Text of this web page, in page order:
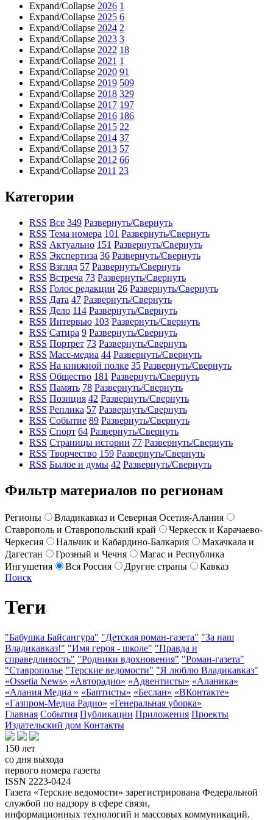
Expand/Collapse 2026 1
Expand/Collapse 2025 6
Expand/Collapse 2024 2
Expand/Collapse 2023 3
Expand/Collapse 2022 18
Expand/Collapse 2021 1
Expand/Collapse 2020 91
Expand/Collapse 2019 509
Expand/Collapse 2018 329
Expand/Collapse 2017 197
Expand/Collapse 2016 186
Expand/Collapse 2015 22
Expand/Collapse 2014 37
Expand/Collapse 2013 57
Expand/Collapse 2012 66
Expand/Collapse 2011 23
Категории
RSS Все 349 Развернуть/Свернуть
RSS Тема номера 101 Развернуть/Свернуть
RSS Актуально 151 Развернуть/Свернуть
RSS Экспертиза 36 Развернуть/Свернуть
RSS Взгляд 57 Развернуть/Свернуть
RSS Встреча 73 Развернуть/Свернуть
RSS Голос редакции 26 Развернуть/Свернуть
RSS Дата 47 Развернуть/Свернуть
RSS Дело 114 Развернуть/Свернуть
RSS Интервью 103 Развернуть/Свернуть
RSS Сатира 9 Развернуть/Свернуть
RSS Портрет 73 Развернуть/Свернуть
RSS Масс-медиа 44 Развернуть/Свернуть
RSS На книжной полке 35 Развернуть/Свернуть
RSS Общество 181 Развернуть/Свернуть
RSS Память 78 Развернуть/Свернуть
RSS Позиция 42 Развернуть/Свернуть
RSS Реплика 57 Развернуть/Свернуть
RSS Событие 89 Развернуть/Свернуть
RSS Спорт 64 Развернуть/Свернуть
RSS Страницы истории 77 Развернуть/Свернуть
RSS Творчество 159 Развернуть/Свернуть
RSS Былое и думы 42 Развернуть/Свернуть
Фильтр материалов по регионам
Регионы
Владикавказ и Северная Осетия-Алания
Ставрополь и Ставропольский край
Черкесск и Карачаево-
Черкесия
Нальчик и Кабардино-Балкария
Махачкала и
Дагестан
Грозный и Чечня
Магас и Республика
Ингушетия
Вся Россия Другие страны
Кавказ
Поиск
Теги
"Бабушка Байсангура" "Детская роман-газета" "За наш
Владикавказ!" "Имя героя - школе" "Правда и
справедливость" "Родники вдохновения" "Роман-газета"
"Ставрополье "Терские ведомости" "Я люблю Владикавказ"
«Ossetia News» «Авторадио» «Адвентисты» «Аланика»
«Алания Медиа » «Баптисты» «Беслан» «ВКонтакте»
«Газпром-Медиа Радио» «Генеральная уборка»
Главная События Публикации Приложения Проекты
Издательский дом Контакты
150 лет
со дня выхода
первого номера газеты
ISSN 2223-0424
Газета «Терские ведомости» зарегистрирована Федеральной
службой по надзору в сфере связи,
информационных технологий и массовых коммуникаций.